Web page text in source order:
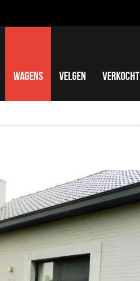
Wagens Velgen Verkocht